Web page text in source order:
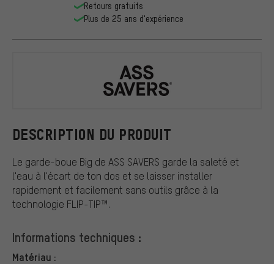
DESCRIPTION DU PRODUIT
Le garde-boue Big de ASS SAVERS garde la saleté et
l'eau à l'écart de ton dos et se laisser installer
rapidement et facilement sans outils grâce à la
technologie FLIP-TIP™.
Informations techniques :
Matériau :
Retours gratuits
Plus de 25 ans d'expérience